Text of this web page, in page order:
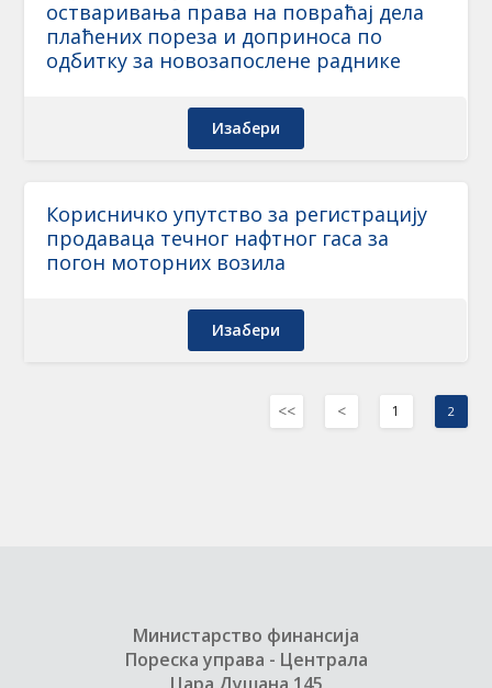
остваривања права на повраћај дела
плаћених пореза и доприноса по
одбитку за новозапослене раднике
Изабери
Корисничко упутство за регистрацију
продаваца течног нафтног гаса за
погон моторних возила
Изабери
<< < 1 2
Министарство финансија
Пореска управа - Централа